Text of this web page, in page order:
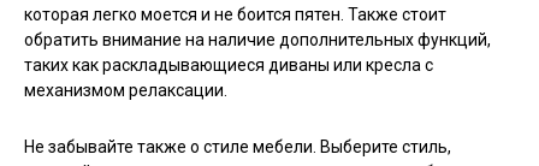
которая легко моется и не боится пятен. Также стоит
обратить внимание на наличие дополнительных функций,
таких как раскладывающиеся диваны или кресла с
механизмом релаксации.
Не забывайте также о стиле мебели. Выберите стиль,